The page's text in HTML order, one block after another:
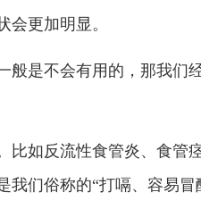
会更加明显。
般是不会有用的，那我们
比如反流性食管炎、食管
我们俗称的“打嗝、容易